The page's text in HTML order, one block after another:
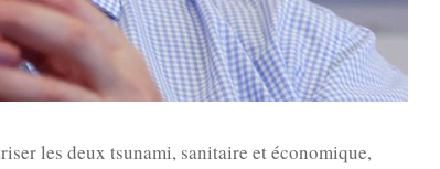
les deux tsunami, sanitaire et économique,